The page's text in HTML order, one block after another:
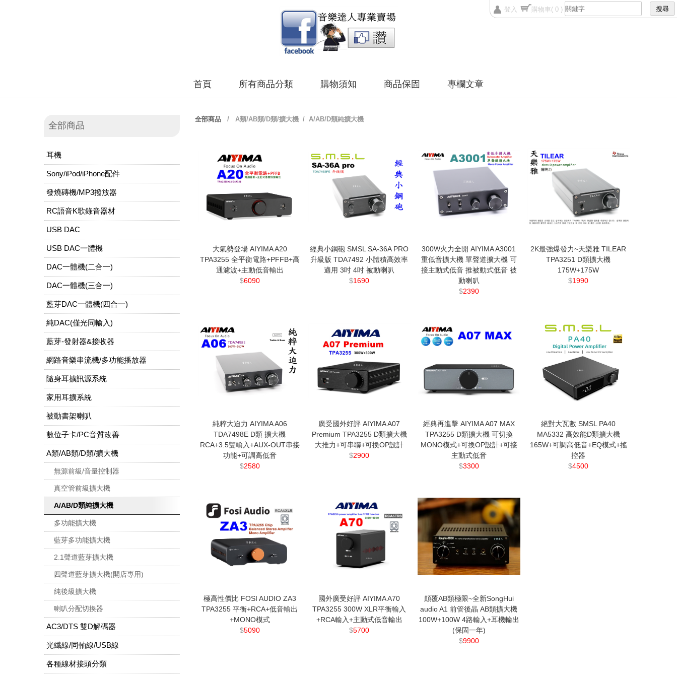
登入 購物車( 0 )
首頁 所有商品分類 購物須知 商品保固 專欄文章
全部商品
耳機
Sony/iPod/iPhone配件
發燒磚機/MP3撥放器
RC語音K歌錄音器材
USB DAC
USB DAC一體機
DAC一體機(二合一)
DAC一體機(三合一)
藍芽DAC一體機(四合一)
純DAC(僅光同輸入)
藍芽-發射器&接收器
網路音樂串流機/多功能播放器
隨身耳擴訊源系統
家用耳擴系統
被動書架喇叭
數位子卡/PC音質改善
A類/AB類/D類/擴大機
無源前級/音量控制器
真空管前級擴大機
A/AB/D類純擴大機
多功能擴大機
藍芽多功能擴大機
2.1聲道藍芽擴大機
四聲道藍芽擴大機(開店專用)
純後級擴大機
喇叭分配切換器
AC3/DTS 雙D解碼器
光纖線/同軸線/USB線
各種線材接頭分類
全部商品 / A類/AB類/D類/擴大機 / A/AB/D類純擴大機
大氣勢登場 AIYIMA A20
TPA3255 全平衡電路+PFFB+高
通濾波+主動低音輸出
$6090
經典小鋼砲 SMSL SA-36A PRO
升級版 TDA7492 小體積高效率
適用 3吋 4吋 被動喇叭
$1690
300W火力全開 AIYIMA A3001
重低音擴大機 單聲道擴大機 可
接主動式低音 推被動式低音 被
動喇叭
$2390
2K最強爆發力~天樂雅 TILEAR
TPA3251 D類擴大機
175W+175W
$1990
純粹大迫力 AIYIMA A06
TDA7498E D類 擴大機
RCA+3.5雙輸入+AUX-OUT串接
功能+可調高低音
$2580
廣受國外好評 AIYIMA A07
Premium TPA3255 D類擴大機
大推力+可串聯+可換OP設計
$2900
經典再進擊 AIYIMA A07 MAX
TPA3255 D類擴大機 可切換
MONO模式+可換OP設計+可接
主動式低音
$3300
絕對大瓦數 SMSL PA40
MA5332 高效能D類擴大機
165W+可調高低音+EQ模式+搖
控器
$4500
極高性價比 FOSI AUDIO ZA3
TPA3255 平衡+RCA+低音輸出
+MONO模式
$5090
國外廣受好評 AIYIMA A70
TPA3255 300W XLR平衡輸入
+RCA輸入+主動式低音輸出
$5700
顛覆AB類極限~全新SongHui
audio A1 前管後晶 AB類擴大機
100W+100W 4路輸入+耳機輸出
(保固一年)
$9900